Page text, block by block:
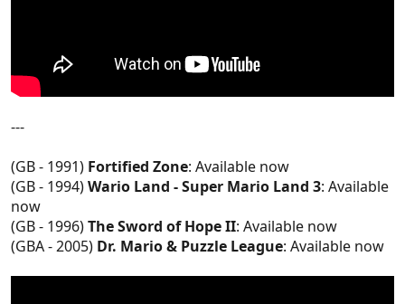
---
(GB - 1991) Fortified Zone: Available now
(GB - 1994)Wario Land - Super Mario Land 3: Available
now
(GB - 1996)The Sword of Hope II: Available now
(GBA - 2005) Dr. Mario & Puzzle League: Available now